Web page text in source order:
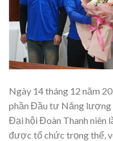
Ngày 14 tháng 12 năm
phần Đầu tư Năng lượng
Đại hội Đoàn Thanh niên
được tổ chức trọng thể,